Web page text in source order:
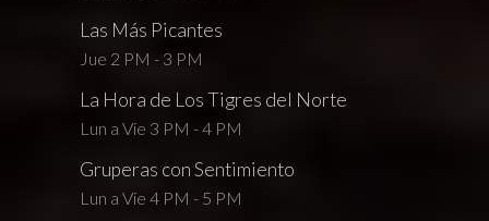
Las Más Picantes
Jue 2 PM - 3 PM
La Hora de Los Tigres del Norte
Lun a Vie 3 PM - 4 PM
Gruperas con Sentimiento
Lun a Vie 4 PM - 5 PM